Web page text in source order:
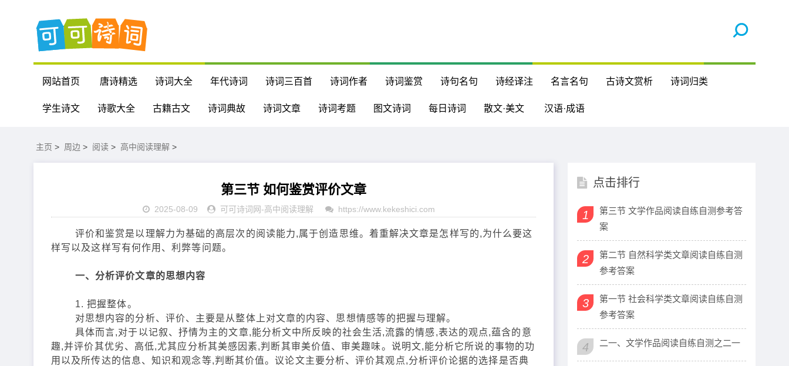
网站首页 唐诗精选 诗词大全 年代诗词 诗词三百首 诗词作者 诗词鉴赏 诗句名句 诗经译注 名言名句 古诗文赏析 诗词归类
学生诗文 诗歌大全 古籍古文 诗词典故 诗词文章 诗词考题 图文诗词 每日诗词 散文·美文 汉语·成语
主页 > 周边 > 阅读 > 高中阅读理解 >
第三节 如何鉴赏评价文章
2025-08-09 可可诗词网-高中阅读理解 https://www.kekeshici.com
评价和鉴赏是以理解力为基础的高层次的阅读能力,属于创造思维。着重解决文章是怎样写的,为什么要这
样写以及这样写有何作用、利弊等问题。
一、分析评价文章的思想内容
1. 把握整体。
对思想内容的分析、评价、主要是从整体上对文章的内容、思想情感等的把握与理解。
具体而言,对于以记叙、抒情为主的文章,能分析文中所反映的社会生活,流露的情感,表达的观点,蕴含的意
趣,并评价其优劣、高低,尤其应分析其美感因素,判断其审美价值、审美趣味。说明文,能分析它所说的事物的功
用以及所传达的信息、知识和观念等,判断其价值。议论文主要分析、评价其观点,分析评价论据的选择是否典
点击排行
1
第三节 文学作品阅读自练自测参考答
案
2
第二节 自然科学类文章阅读自练自测
参考答案
3
第一节 社会科学类文章阅读自练自测
参考答案
4 二一、文学作品阅读自练自测之二一